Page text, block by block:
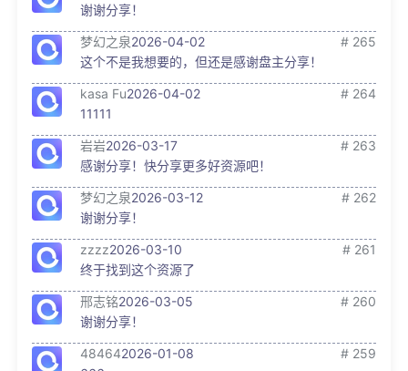
谢谢分享！
梦幻之泉2026-04-02
# 265
这个不是我想要的，但还是感谢盘主分享！
kasa Fu2026-04-02
# 264
11111
岩岩2026-03-17
# 263
感谢分享！快分享更多好资源吧！
梦幻之泉2026-03-12
# 262
谢谢分享！
zzzz2026-03-10
# 261
终于找到这个资源了
邢志铭2026-03-05
# 260
谢谢分享！
484642026-01-08
# 259